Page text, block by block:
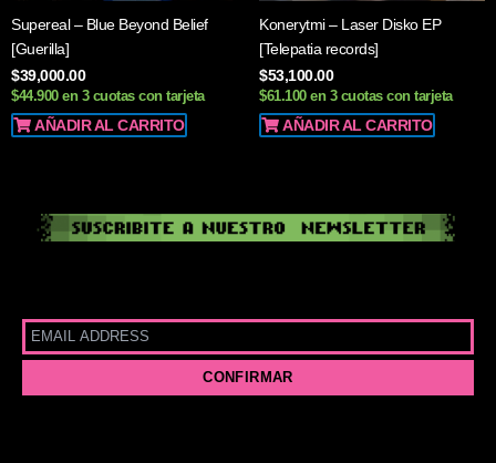
Supereal – Blue Beyond Belief
[Guerilla]
$39,000.00
$44.900 en 3 cuotas con tarjeta
AÑADIR AL CARRITO
Konerytmi – Laser Disko EP
[Telepatia records]
$53,100.00
$61.100 en 3 cuotas con tarjeta
AÑADIR AL CARRITO